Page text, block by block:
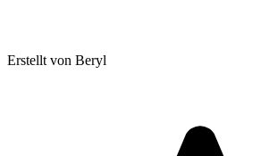
Erstellt von Beryl